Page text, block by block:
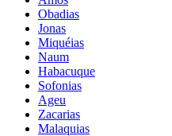
Obadias
Jonas
Miquéias
Naum
Habacuque
Sofonias
Ageu
Zacarias
Malaquias